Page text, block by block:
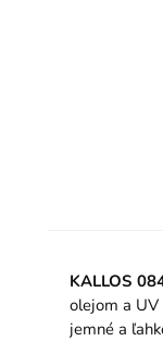
KALLOS
olejom a
jemné a